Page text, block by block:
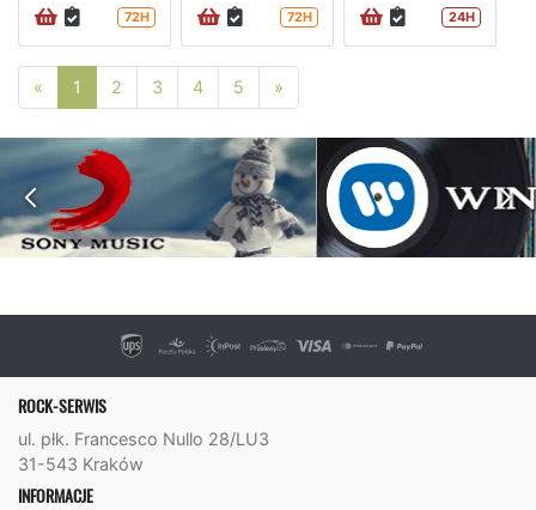
72H 72H 24H
« Poprzednia strona
1 2 3 4 5 »
ROCK-SERWIS
ul. płk. Francesco Nullo 28/LU3
31-543 Kraków
INFORMACJE